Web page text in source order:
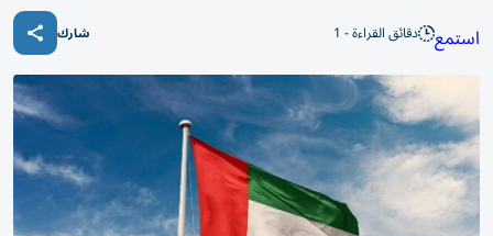
استمع دقائق القراءة - 1 شارك